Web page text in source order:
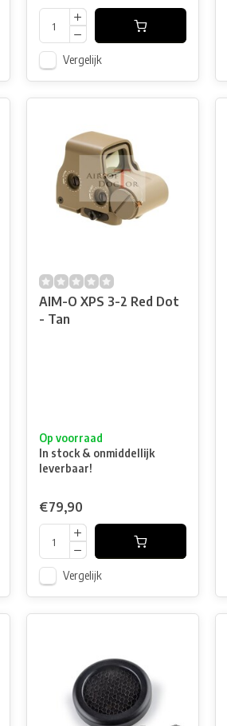
Vergelijk
AIM-O XPS 3-2 Red Dot
- Tan
Op voorraad
In stock & onmiddellijk
leverbaar!
€79,90
Vergelijk